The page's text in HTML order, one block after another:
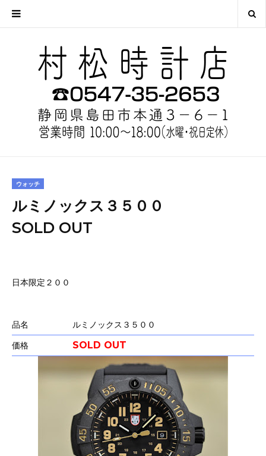
ウォッチ
ルミノックス３５００
SOLD OUT
日本限定２００
品名
ルミノックス３５００
価格
SOLD OUT